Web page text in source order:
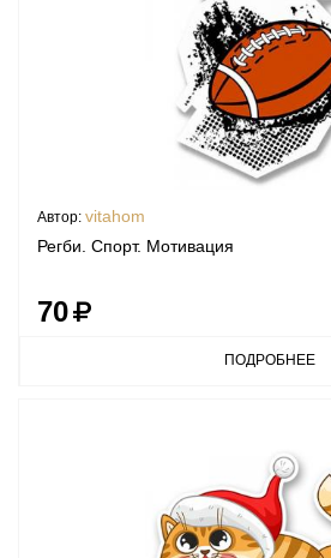
Автор: vitahom
Регби. Спорт. Мотивация
70
ПОДРОБНЕЕ